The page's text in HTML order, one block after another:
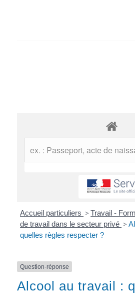
Accueil particuliers > Travail -
de travail dans le secteur privé >
quelles règles respecter ?
Question-réponse
Alcool au travail :